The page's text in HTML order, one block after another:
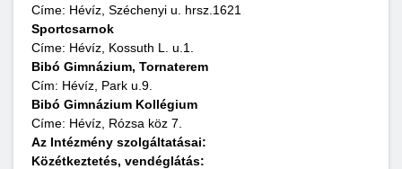
Címe: Hévíz, Széchenyi u. hrsz.1621
Sportcsarnok
Címe: Hévíz, Kossuth L. u.1.
Bibó Gimnázium, Tornaterem
​​​​​​​Cím: Hévíz, Park u.9.
Bibó Gimnázium Kollégium
Címe: Hévíz, Rózsa köz 7.
Az Intézmény szolgáltatásai:
Közétkeztetés, vendéglátás: